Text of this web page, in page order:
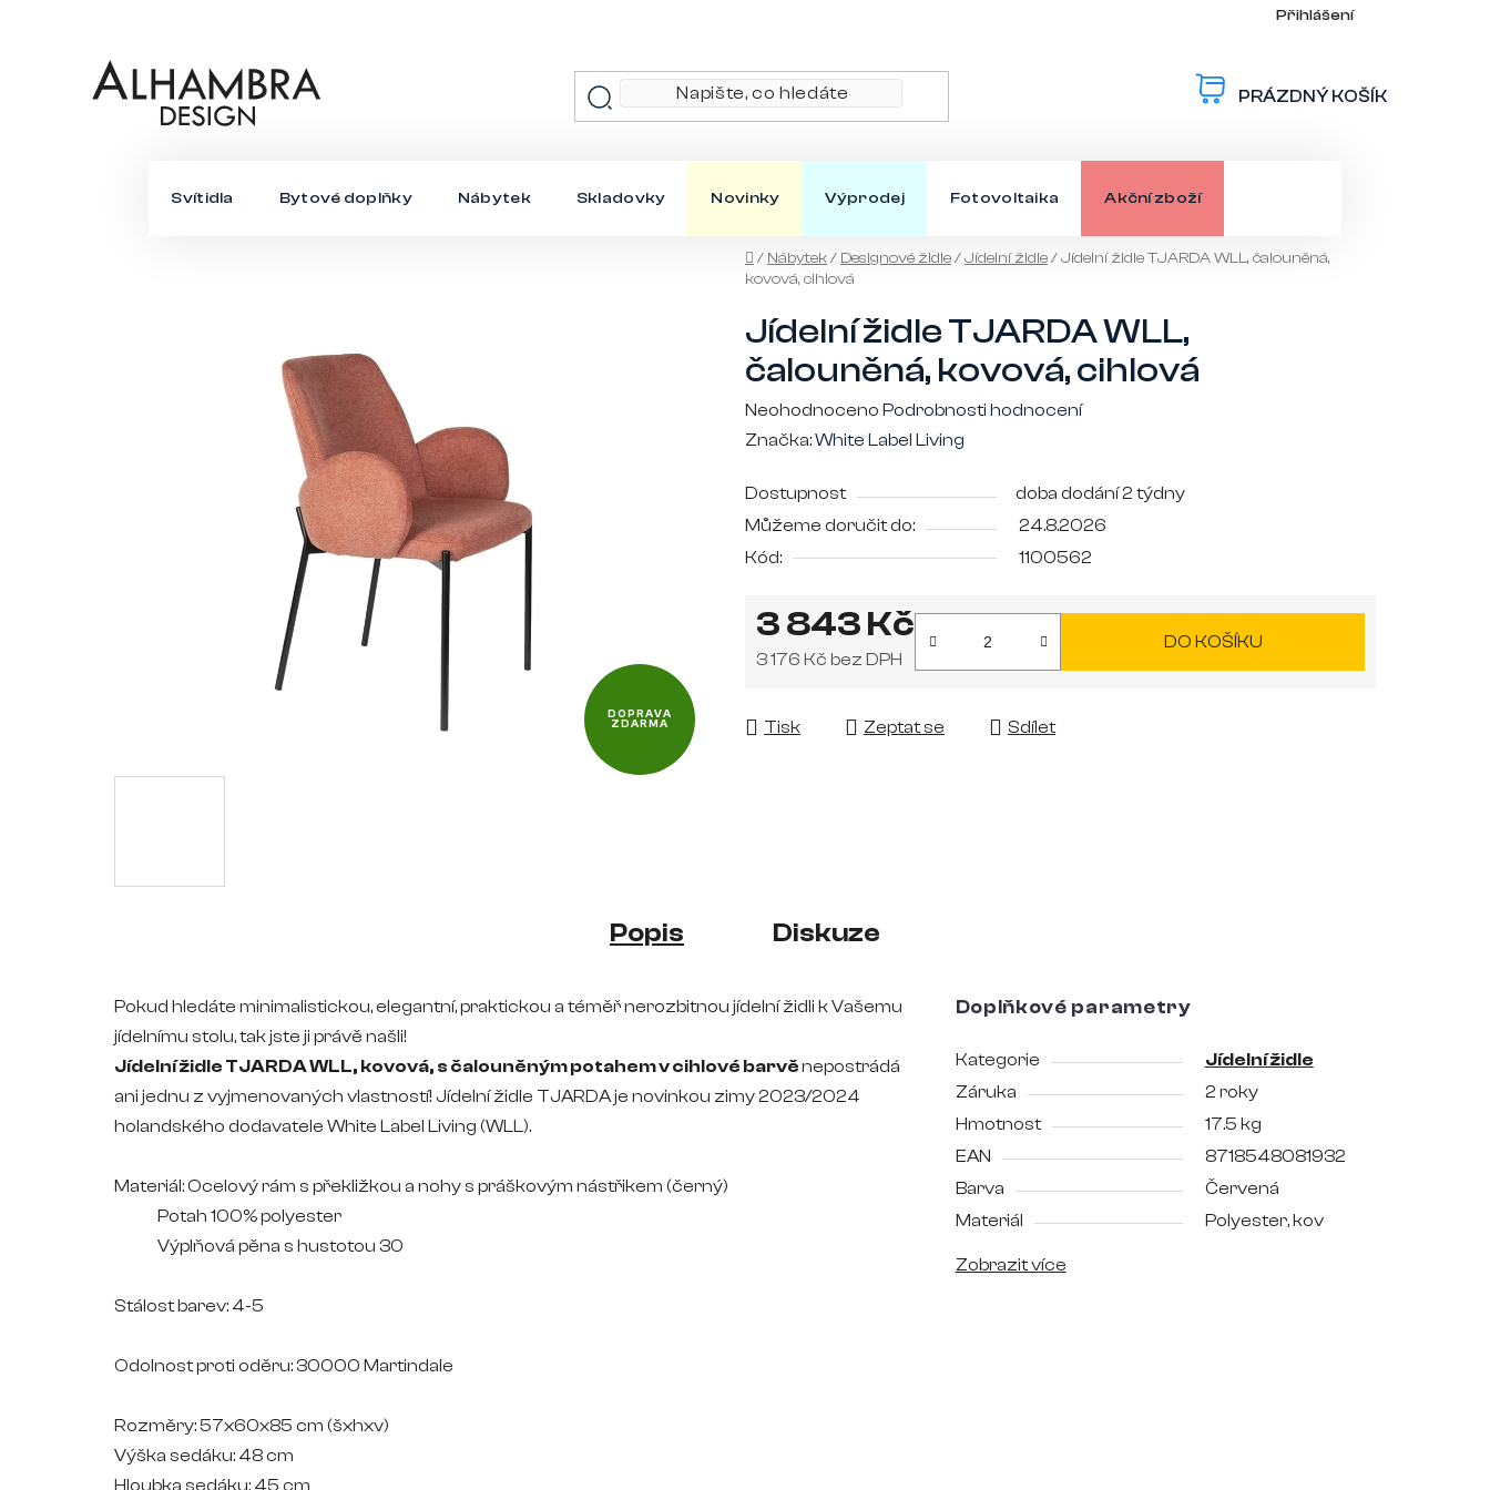
Přihlášení
PRÁZDNÝ KOŠÍK
Svítidla Bytové doplňky Nábytek Skladovky Novinky Výprodej Fotovoltaika Akční zboží
Domů
/ Nábytek/ Designové židle/Jídelní židle/Jídelní židle TJARDA WLL, čalouněná,
kovová, cihlová
Jídelní židle TJARDA WLL,
čalouněná, kovová, cihlová
Průměrné
hodnocení
je
0,0
z
hvězdiček.
Neohodnoceno Podrobnosti hodnocení
Značka:White Label Living
Dostupnost
doba dodání 2 týdny
Můžeme doručit do:
24.8.2026
Kód:
1100562
3 843 Kč
3 176 Kč bez DPH
DO KOŠÍKU
Tisk Zeptat se Sdílet
DOPRAVA
ZDARMA
Popis Diskuze
Pokud hledáte minimalistickou, elegantní, praktickou a téměř nerozbitnou jídelní židli k Vašemu
jídelnímu stolu, tak jste ji právě našli!
Jídelní židle TJARDA WLL, kovová, s čalouněným potahem v cihlové barvěnepostrádá
ani jednu z vyjmenovaných vlastností! Jídelní židle TJARDA je novinkou zimy 2023/2024
holandského dodavatele White Label Living (WLL).
Materiál: Ocelový rám s překližkou a nohy s práškovým nástřikem (černý)
Potah 100% polyester
Výplňová pěna s hustotou 30
Stálost barev: 4-5
Odolnost proti oděru: 30000 Martindale
Rozměry: 57x60x85 cm (šxhxv)
Výška sedáku: 48 cm
Hloubka sedáku: 45 cm
Doplňkové parametry
Kategorie
Jídelní židle
Záruka
2 roky
Hmotnost
17.5 kg
EAN
8718548081932
Barva
Červená
Materiál
Polyester, kov
Zobrazit více